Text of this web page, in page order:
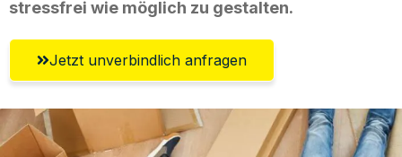
stressfrei wie möglich zu gestalten.
Jetzt unverbindlich anfragen